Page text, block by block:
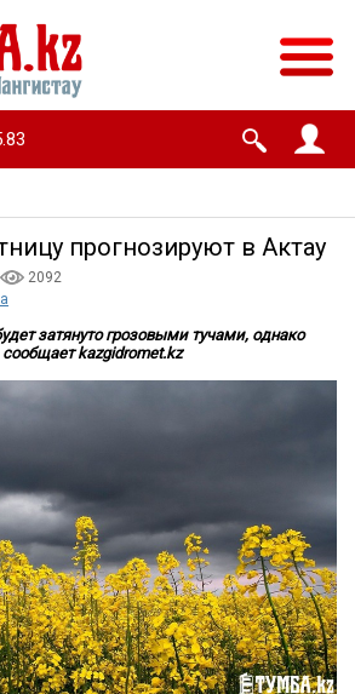
прогнозируют в Актау
2092
затянуто грозовыми тучами, однако
kazgidromet.kz